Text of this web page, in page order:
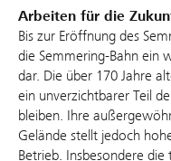
Arbeiten für die
Bis zur Eröffnung des
die Semmering-Bahn ein
dar. Die über 170 Jahre
ein unverzichtbarer Teil
bleiben. Ihre
Gelände stellt jedoch
Betrieb. Insbesondere